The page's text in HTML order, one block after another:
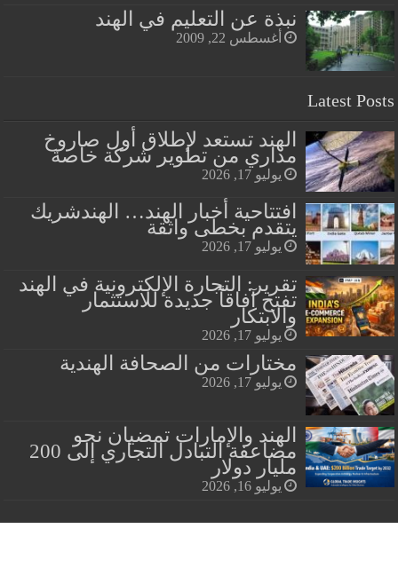
نبذة عن التعليم في الهند
أغسطس 22, 2009
Latest Posts
الهند تستعد لإطلاق أول صاروخ
مداري من تطوير شركة خاصة
يوليو 17, 2026
افتتاحية أخبار الهند… الهندشريك
يتقدم بخطى واثقة
يوليو 17, 2026
تقرير: التجارة الإلكترونية في الهند
تفتح آفاقاً جديدة للاستثمار
والابتكار
يوليو 17, 2026
مختارات من الصحافة الهندية
يوليو 17, 2026
الهند والإمارات تمضيان نحو
مضاعفة التبادل التجاري إلى 200
مليار دولار
يوليو 16, 2026